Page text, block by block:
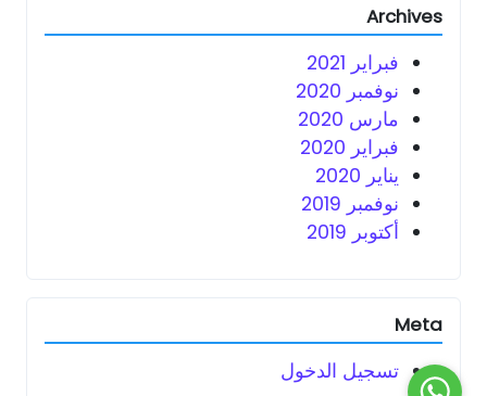
Archives
فبراير 2021
نوفمبر 2020
مارس 2020
فبراير 2020
يناير 2020
نوفمبر 2019
أكتوبر 2019
Meta
تسجيل الدخول